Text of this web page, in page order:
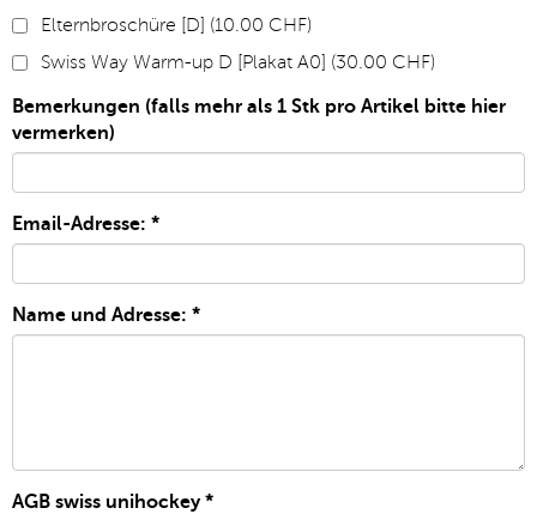
Elternbroschüre [D] (10.00 CHF)
Swiss Way Warm-up D [Plakat A0] (30.00 CHF)
Bemerkungen (falls mehr als 1 Stk pro Artikel bitte hier
vermerken)
Email-Adresse: *
Name und Adresse: *
AGB swiss unihockey*